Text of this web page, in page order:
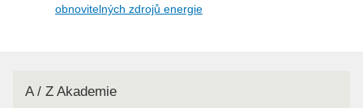
obnovitelných zdrojů energie
A / Z Akademie